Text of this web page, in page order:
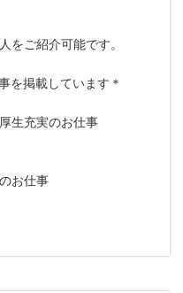
をご紹介可能です。
を掲載しています＊
生充実のお仕事
お仕事